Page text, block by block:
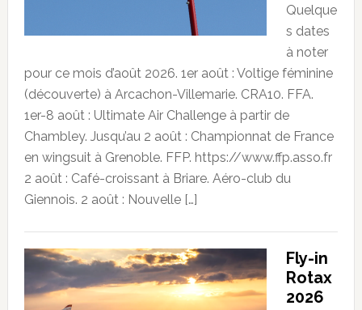
Quelque
s dates
à noter
pour ce mois d’août 2026. 1er août : Voltige féminine
(découverte) à Arcachon-Villemarie. CRA10. FFA.
1er-8 août : Ultimate Air Challenge à partir de
Chambley. Jusqu’au 2 août : Championnat de France
en wingsuit à Grenoble. FFP. https://www.ffp.asso.fr
2 août : Café-croissant à Briare. Aéro-club du
Giennois. 2 août : Nouvelle […]
Fly-in
Rotax
2026